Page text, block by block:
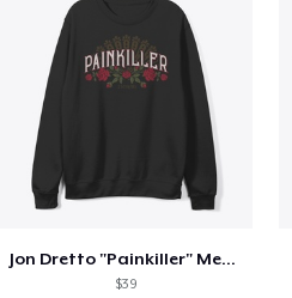
Jon Dretto "Painkiller" Merch Collection
$39